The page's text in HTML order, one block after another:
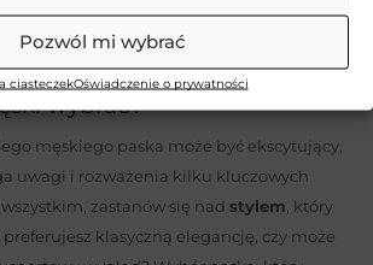
Pozwól mi wybrać
ciasteczekOświadczenie o prywatności
1 2 … 13 →
wybrać?
męskiego paska może być ekscytujący,
uwagi i rozważenia kilku kluczowych
zastanów się nad stylem, który
preferujesz klasyczną elegancję, czy może